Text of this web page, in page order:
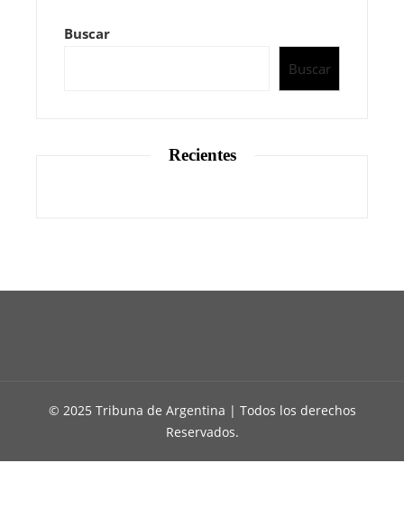
Buscar
Buscar
Recientes
© 2025 Tribuna de Argentina | Todos los derechos
Reservados.